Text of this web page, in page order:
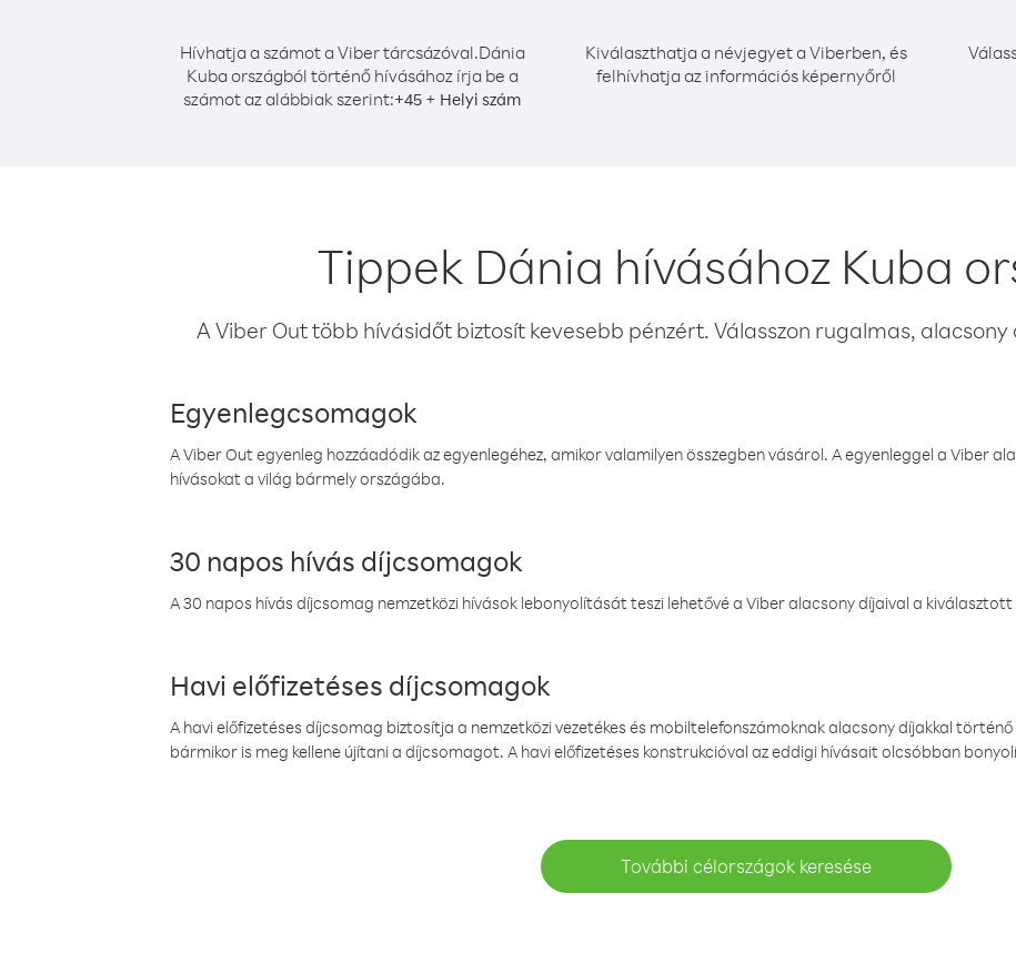
Hívhatja a számot a Viber tárcsázóval.Dánia
Kuba országból történő hívásához írja be a
számot az alábbiak szerint:+45 + Helyi szám
Kiválaszthatja a névjegyet a Viberben, és
felhívhatja az információs képernyőről
Tippek Dánia hívásához Kuba
A Viber Out több hívásidőt biztosít kevesebb pénzért. Válasszon rugalmas, alacsony
Egyenlegcsomagok
A Viber Out egyenleg hozzáadódik az egyenlegéhez, amikor valamilyen összegben vásárol. A egyenleggel a Viber
hívásokat a világ bármely országába.
30 napos hívás díjcsomagok
A 30 napos hívás díjcsomag nemzetközi hívások lebonyolítását teszi lehetővé a Viber alacsony díjaival a
Havi előfizetéses díjcsomagok
A havi előfizetéses díjcsomag biztosítja a nemzetközi vezetékes és mobiltelefonszámoknak alacsony díjakkal
bármikor is meg kellene újítani a díjcsomagot. A havi előfizetéses konstrukcióval az eddigi hívásait olcsóbban
További célországok keresése